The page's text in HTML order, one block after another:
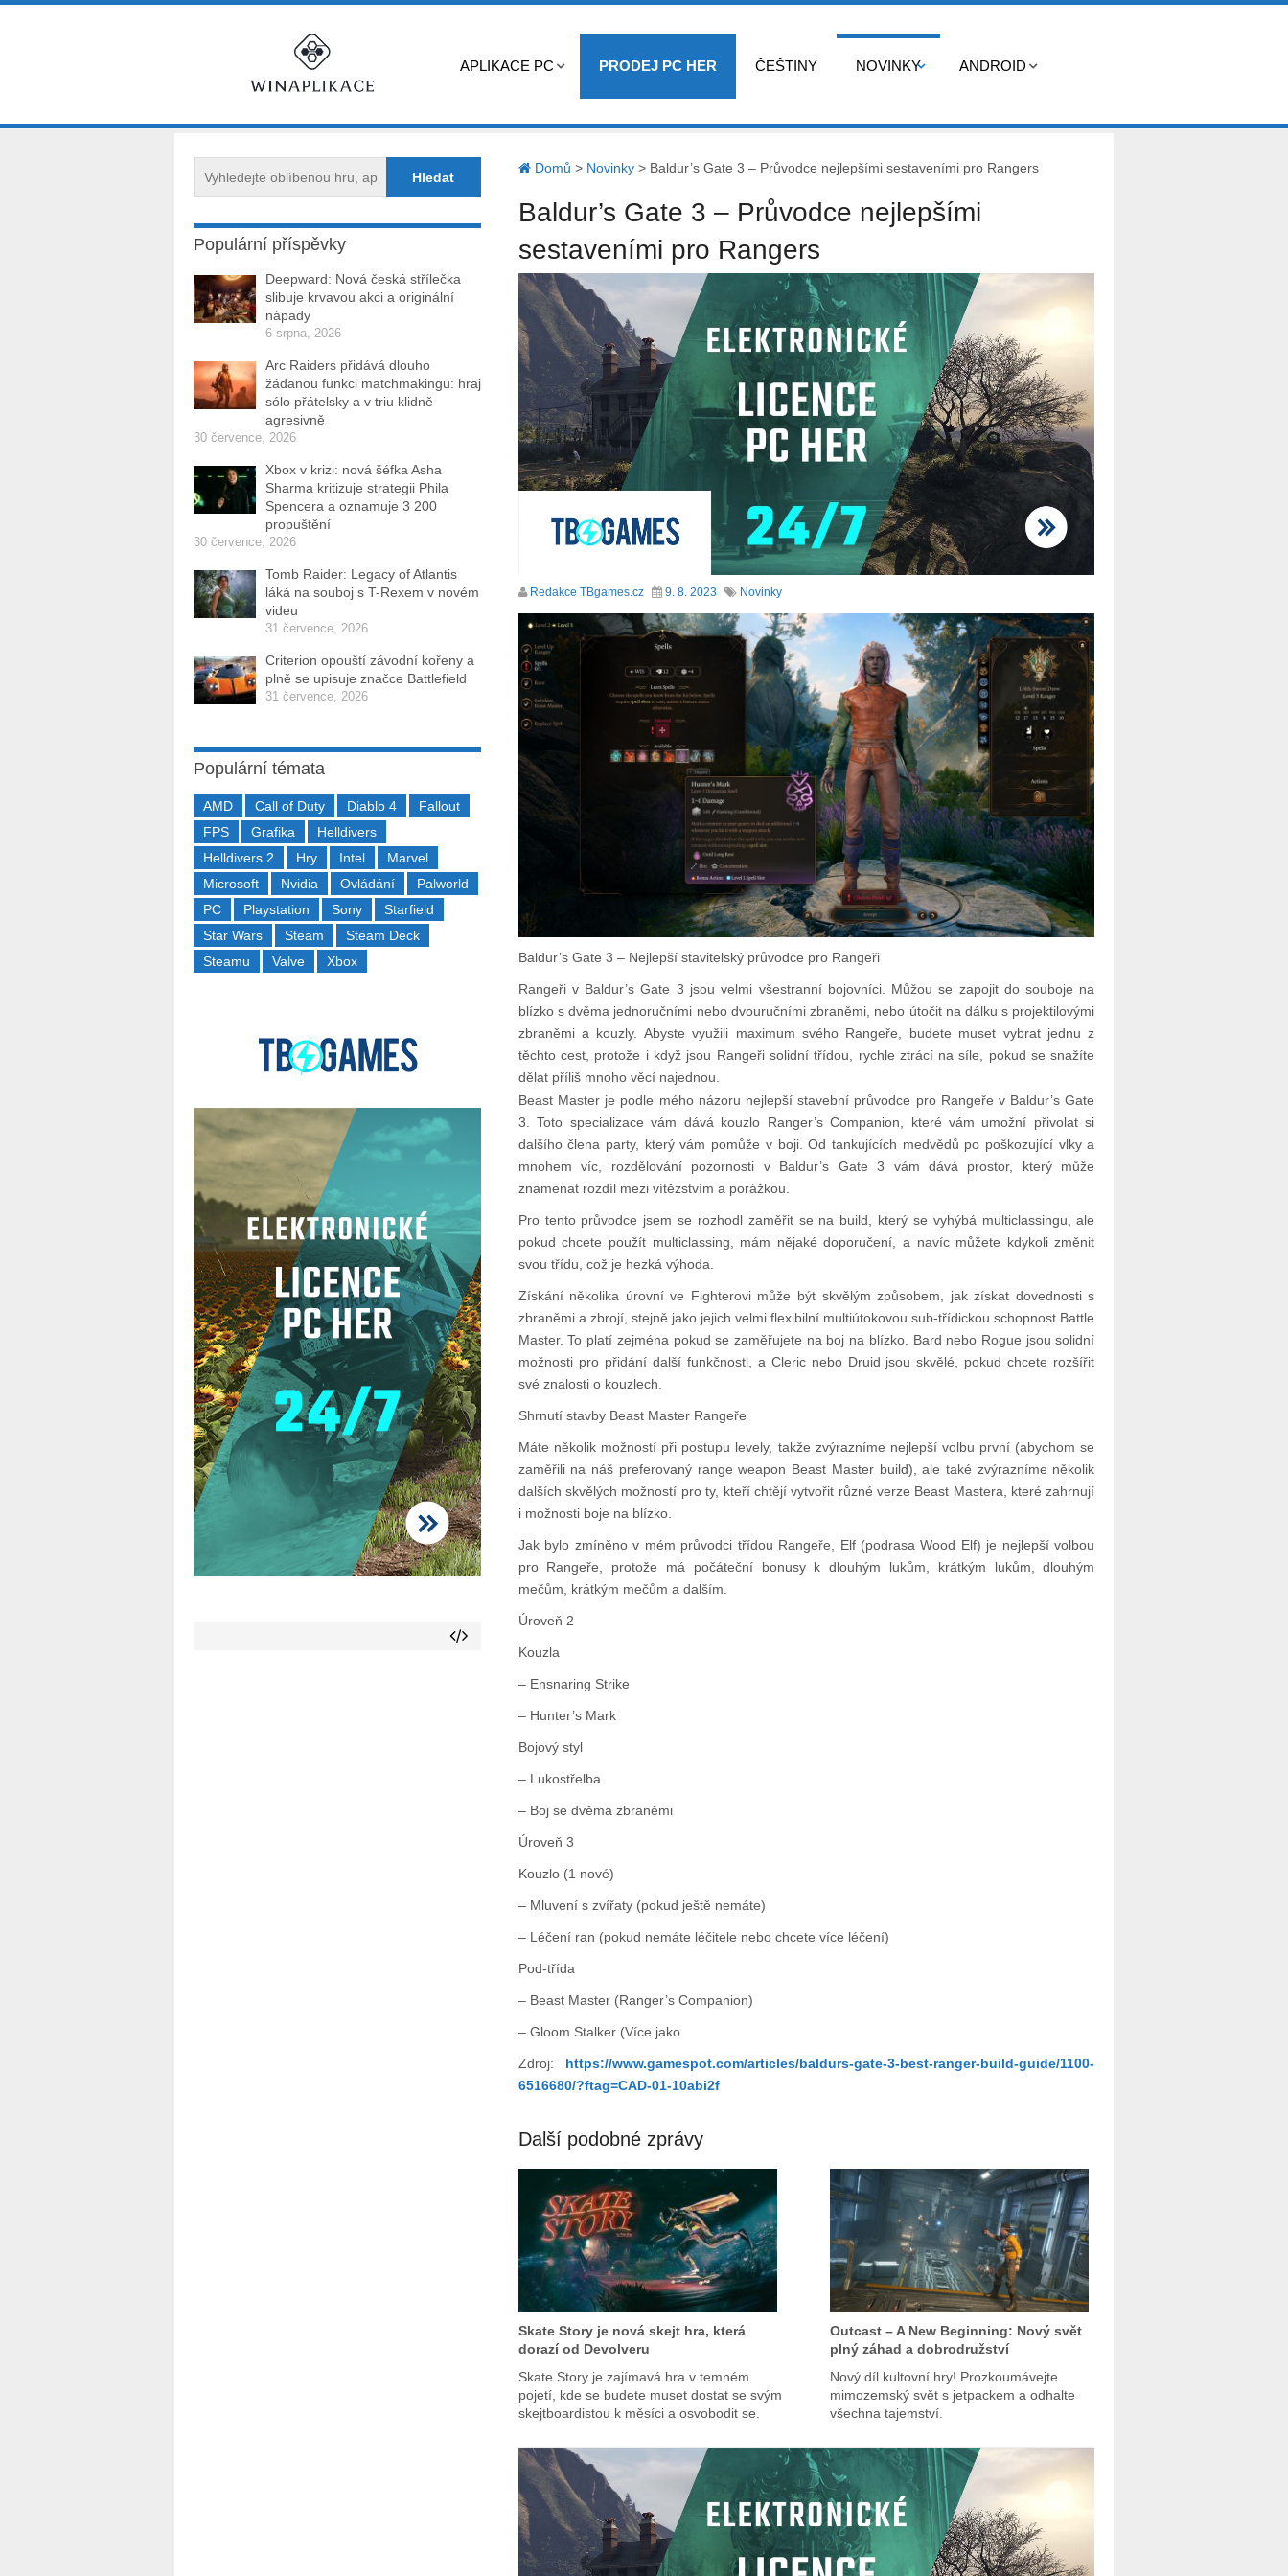
APLIKACE PC PRODEJ PC HER ČEŠTINY NOVINKY ANDROID
Domů > Novinky> Baldur’s Gate 3 – Průvodce nejlepšími sestaveními pro Rangers
Baldur’s Gate 3 – Průvodce nejlepšími
sestaveními pro Rangers
Redakce TBgames.cz 9. 8. 2023 Novinky
Baldur’s Gate 3 – Nejlepší stavitelský průvodce pro Rangeři
Rangeři v Baldur’s Gate 3 jsou velmi všestranní bojovníci. Můžou se zapojit do souboje na
blízko s dvěma jednoručními nebo dvouručními zbraněmi, nebo útočit na dálku s projektilovými
zbraněmi a kouzly. Abyste využili maximum svého Rangeře, budete muset vybrat jednu z
těchto cest, protože i když jsou Rangeři solidní třídou, rychle ztrácí na síle, pokud se snažíte
dělat příliš mnoho věcí najednou.
Beast Master je podle mého názoru nejlepší stavební průvodce pro Rangeře v Baldur’s Gate
3. Toto specializace vám dává kouzlo Ranger’s Companion, které vám umožní přivolat si
dalšího člena party, který vám pomůže v boji. Od tankujících medvědů po poškozující vlky a
mnohem víc, rozdělování pozornosti v Baldur’s Gate 3 vám dává prostor, který může
znamenat rozdíl mezi vítězstvím a porážkou.
Pro tento průvodce jsem se rozhodl zaměřit se na build, který se vyhýbá multiclassingu, ale
pokud chcete použít multiclassing, mám nějaké doporučení, a navíc můžete kdykoli změnit
svou třídu, což je hezká výhoda.
Získání několika úrovní ve Fighterovi může být skvělým způsobem, jak získat dovednosti s
zbraněmi a zbrojí, stejně jako jejich velmi flexibilní multiútokovou sub-třídickou schopnost Battle
Master. To platí zejména pokud se zaměřujete na boj na blízko. Bard nebo Rogue jsou solidní
možnosti pro přidání další funkčnosti, a Cleric nebo Druid jsou skvělé, pokud chcete rozšířit
své znalosti o kouzlech.
Shrnutí stavby Beast Master Rangeře
Máte několik možností při postupu levely, takže zvýrazníme nejlepší volbu první (abychom se
zaměřili na náš preferovaný range weapon Beast Master build), ale také zvýrazníme několik
dalších skvělých možností pro ty, kteří chtějí vytvořit různé verze Beast Mastera, které zahrnují
i možnosti boje na blízko.
Jak bylo zmíněno v mém průvodci třídou Rangeře, Elf (podrasa Wood Elf) je nejlepší volbou
pro Rangeře, protože má počáteční bonusy k dlouhým lukům, krátkým lukům, dlouhým
mečům, krátkým mečům a dalším.
Úroveň 2
Kouzla
– Ensnaring Strike
– Hunter’s Mark
Bojový styl
– Lukostřelba
– Boj se dvěma zbraněmi
Úroveň 3
Kouzlo (1 nové)
– Mluvení s zvířaty (pokud ještě nemáte)
– Léčení ran (pokud nemáte léčitele nebo chcete více léčení)
Pod-třída
– Beast Master (Ranger’s Companion)
– Gloom Stalker (Více jako
Zdroj: https://www.gamespot.com/articles/baldurs-gate-3-best-ranger-build-guide/1100-
6516680/?ftag=CAD-01-10abi2f
Další podobné zprávy
Skate Story je nová skejt hra, která
dorazí od Devolveru
Skate Story je zajímavá hra v temném
pojetí, kde se budete muset dostat se svým
skejtboardistou k měsíci a osvobodit se.
Outcast – A New Beginning: Nový svět
plný záhad a dobrodružství
Nový díl kultovní hry! Prozkoumávejte
mimozemský svět s jetpackem a odhalte
všechna tajemství.
Populární příspěvky
Deepward: Nová česká střílečka
slibuje krvavou akci a originální
nápady
6 srpna, 2026
Arc Raiders přidává dlouho
žádanou funkci matchmakingu: hraj
sólo přátelsky a v triu klidně
agresivně
30 července, 2026
Xbox v krizi: nová šéfka Asha
Sharma kritizuje strategii Phila
Spencera a oznamuje 3 200
propuštění
30 července, 2026
Tomb Raider: Legacy of Atlantis
láká na souboj s T-Rexem v novém
videu
31 července, 2026
Criterion opouští závodní kořeny a
plně se upisuje značce Battlefield
31 července, 2026
Populární témata
AMD Call of Duty Diablo 4
Fallout
FPS
Grafika
Helldivers
Helldivers 2
Hry Intel
Marvel
Microsoft
Nvidia Ovládání
Palworld
PC
Playstation Sony
Starfield
Star Wars
Steam
Steam Deck
Steamu
Valve Xbox